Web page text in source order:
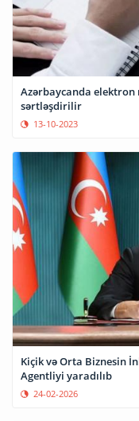
Azərbaycanda
sərtləşdirilir
13-10-2023
Kiçik və Orta Biznesin
Agentliyi yaradılıb
24-02-2026